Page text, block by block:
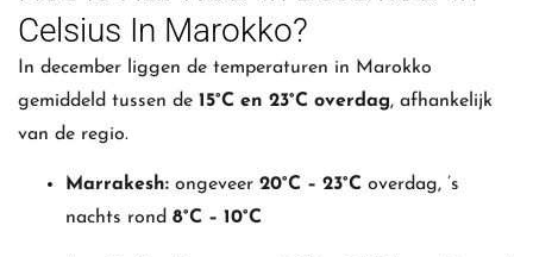
Celsius In Marokko?
In december liggen de temperaturen in Marokko
gemiddeld tussen de 15°C en 23°C overdag, afhankelijk
van de regio.
Marrakesh: ongeveer 20°C – 23°C overdag, ’s
nachts rond 8°C – 10°C